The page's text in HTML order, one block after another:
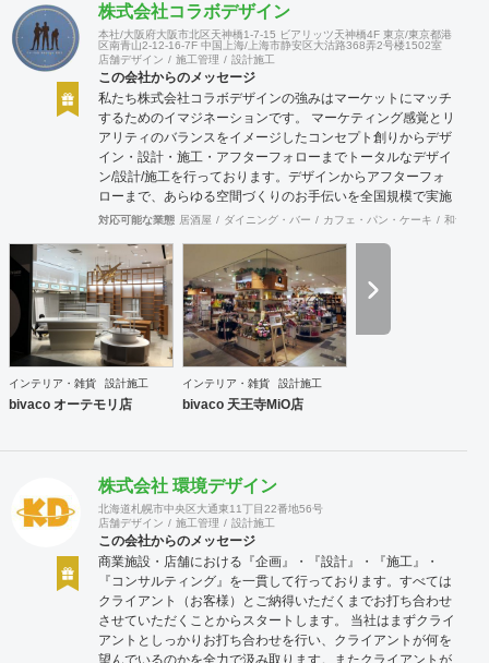
株式会社コラボデザイン
本社/大阪府大阪市北区天神橋1-7-15 ビアリッツ天神橋4F 東京/東京都港
区南青山2-12-16-7F 中国上海/上海市静安区大沽路368弄2号楼1502室
店舗デザイン
施工管理 設計施工
この会社からのメッセージ
私たち株式会社コラボデザインの強みはマーケットにマッチ
するためのイマジネーションです。 マーケティング感覚とリ
アリティのバランスをイメージしたコンセプト創りからデザ
イン・設計・施工・アフターフォローまでトータルなデザイ
ン/設計/施工を行っております。デザインからアフターフォ
ローまで、あらゆる空間づくりのお手伝いを全国規模で実施
できます。上海にもオフィスがございますので、中国での実
対応可能な業態 居酒屋 ダイニング・バー カフェ・パン・ケーキ 和食・
インテリア・雑貨 設計施工
bivaco オーテモリ店
インテリア・雑貨 設計施工
bivaco 天王寺MiO店
株式会社 環境デザイン
北海道札幌市中央区大通東11丁目22番地56号
店舗デザイン
施工管理 設計施工
この会社からのメッセージ
商業施設・店舗における『企画』・『設計』・『施工』・
『コンサルティング』を一貫して行っております。すべては
クライアント（お客様）とご納得いただくまでお打ち合わせ
させていただくことからスタートします。 当社はまずクライ
アントとしっかりお打ち合わせを行い、クライアントが何を
望んでいるのかを全力で汲み取ります。またクライアントが